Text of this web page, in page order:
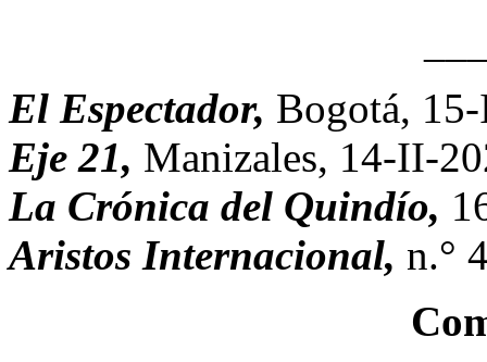
El Espectador, Bogotá,
Eje 21, Manizales, 14-II-
La Crónica del Quindío,
Aristos Internacional, n.°